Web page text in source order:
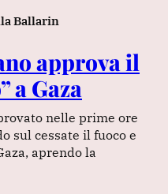
Ballarin
approva il
a Gaza
nelle prime ore
sul cessate il fuoco e
aprendo la